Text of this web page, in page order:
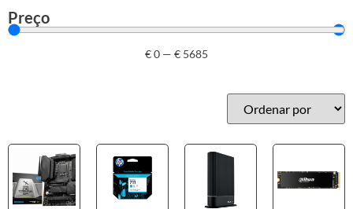
Mais acessórios USB
HP
Outros acessórios de informática
Preço
€0 — € 5685